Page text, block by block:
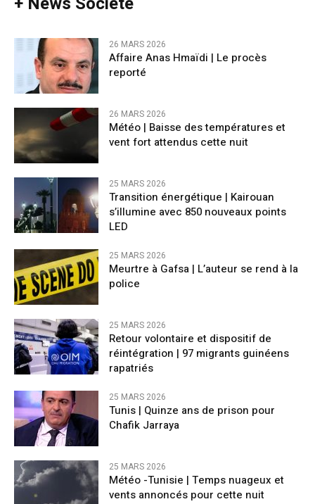
26 MARS 2026
Affaire Anas Hmaïdi | Le procès
reporté
26 MARS 2026
​Météo | Baisse des températures et
vent fort attendus cette nuit
25 MARS 2026
Transition énergétique | Kairouan
s’illumine avec 850 nouveaux points
LED
25 MARS 2026
Meurtre à Gafsa | L’auteur se rend à la
police
25 MARS 2026
Retour volontaire et dispositif de
réintégration | 97 migrants guinéens
rapatriés
25 MARS 2026
Tunis | Quinze ans de prison pour
Chafik Jarraya
25 MARS 2026
Météo -Tunisie | Temps nuageux et
vents annoncés pour cette nuit